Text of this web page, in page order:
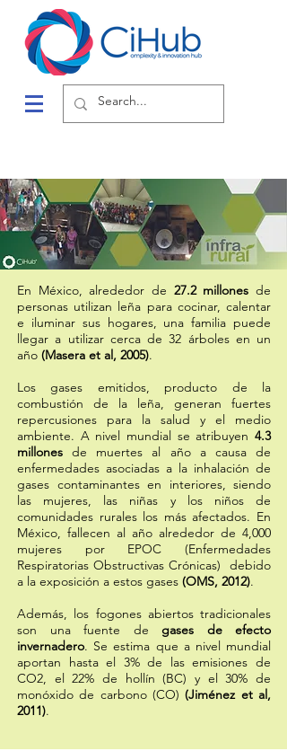
En México, alrededor de 27.2 millones de
personas utilizan leña para cocinar, calentar
e iluminar sus hogares, una familia puede
llegar a utilizar cerca de 32 árboles en un
año (Masera et al, 2005).
Los gases emitidos, producto de la
combustión de la leña, generan fuertes
repercusiones para la salud y el medio
ambiente. A nivel mundial se atribuyen 4.3
millones de muertes al año a causa de
enfermedades asociadas a la inhalación de
gases contaminantes en interiores, siendo
las mujeres, las niñas y los niños de
comunidades rurales los más afectados. En
México, fallecen al año alrededor de 4,000
mujeres por EPOC (Enfermedades
Respiratorias Obstructivas Crónicas) debido
a la exposición a estos gases (OMS, 2012).
Además, los fogones abiertos tradicionales
son una fuente de gases de efecto
invernadero. Se estima que a nivel mundial
aportan hasta el 3% de las emisiones de
CO2, el 22% de hollín (BC) y el 30% de
monóxido de carbono (CO)(Jiménez et al,
2011).